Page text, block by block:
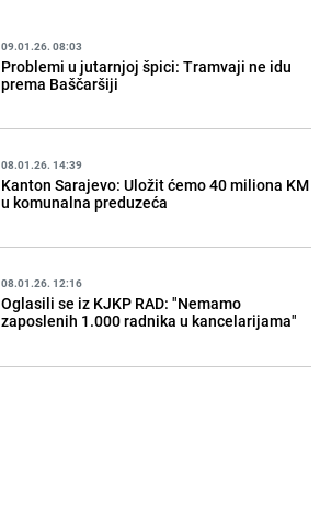
09.01.26. 08:03
Problemi u jutarnjoj špici: Tramvaji ne idu
prema Baščaršiji
08.01.26. 14:39
Kanton Sarajevo: Uložit ćemo 40 miliona KM
u komunalna preduzeća
08.01.26. 12:16
Oglasili se iz KJKP RAD: "Nemamo
zaposlenih 1.000 radnika u kancelarijama"